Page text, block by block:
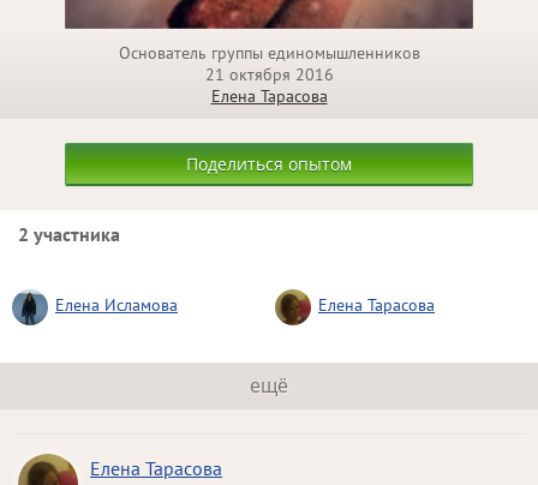
Основатель группы единомышленников
21 октября 2016
Елена Тарасова
Поделиться опытом
2 участника
Елена Исламова Елена Тарасова
ещё
Елена Тарасова